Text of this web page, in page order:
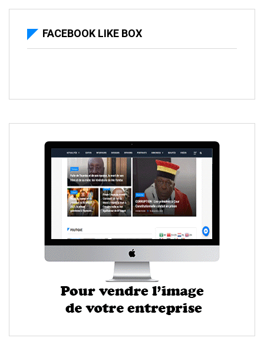
FACEBOOK LIKE BOX